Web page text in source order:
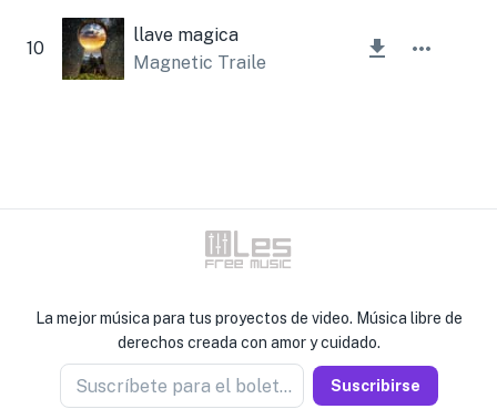
10
llave magica
Magnetic Trailer
La mejor música para tus proyectos de video. Música libre de
derechos creada con amor y cuidado.
Suscríbete para el boletín Suscribirse